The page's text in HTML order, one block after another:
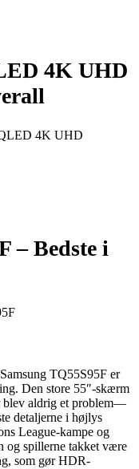
4K UHD
–Bedste i
TQ55S95F er
Den store 55″-skærm
blev aldrig et problem—
detaljerne i højlys
League-kampe og
og spillerne takket være
som gør HDR-